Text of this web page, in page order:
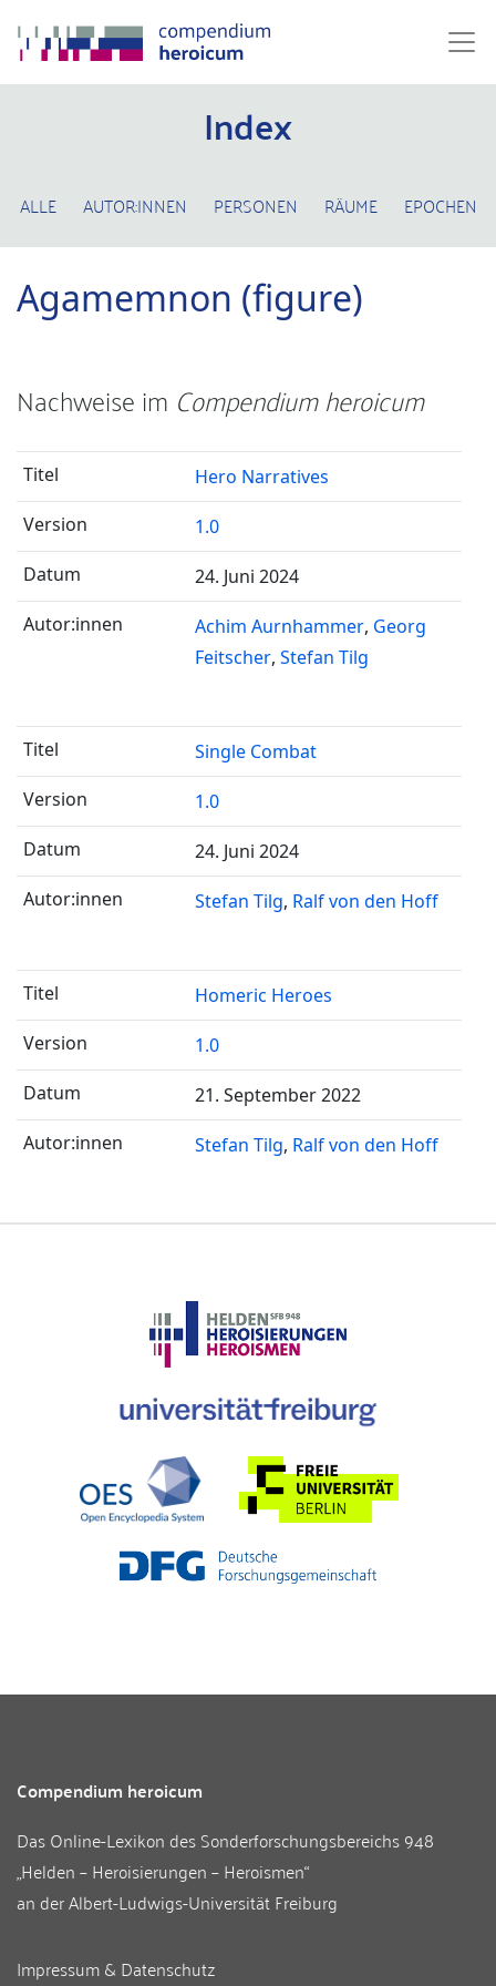
Index
ALLE AUTOR:INNEN PERSONEN RÄUME EPOCHEN
Agamemnon (figure)
Nachweise im Compendium heroicum
Hero Narratives
1.0
24. Juni 2024
Achim Aurnhammer Georg
Feitscher Stefan Tilg
Single Combat
1.0
24. Juni 2024
Stefan Tilg Ralf von den Hoff
Homeric Heroes
1.0
21. September 2022
Stefan Tilg Ralf von den Hoff
Compendium heroicum
Das Online-Lexikon desSonderforschungsbereichs 948
„Helden – Heroisierungen – Heroismen“
an derAlbert-Ludwigs-Universität Freiburg
Impressum & Datenschutz